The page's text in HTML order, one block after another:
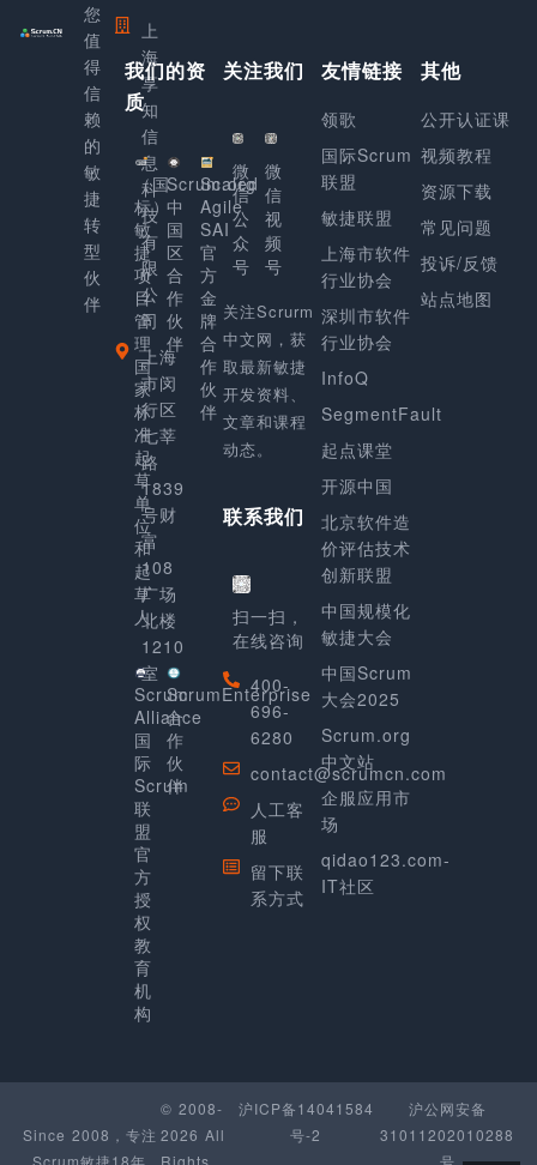
您
值
得
信
赖
的
敏
捷
转
型
伙
伴
上
海
享
知
信
息
科
技
有
限
公
司
上海
市闵
行区
七莘
路
1839
号财
富
108
广场
北楼
1210
室
我们的资
质
（国
标）
敏
捷
项
目
管
理
国
家
标
准
起
草
单
位
和
起
草
人
Scrum.org
中
国
区
合
作
伙
伴
Scaled
Agile
SAI
官
方
金
牌
合
作
伙
伴
Scrum
Alliance
国
际
Scrum
联
盟
官
方
授
权
教
育
机
构
ScrumEnterprise
合
作
伙
伴
关注我们
微
信
公
众
号
微
信
视
频
号
关注Scrurm
中文网，获
取最新敏捷
开发资料、
文章和课程
动态。
联系我们
扫一扫，
在线咨询
400-
696-
6280
contact@scrumcn.com
人工客
服
留下联
系方式
友情链接
领歌
国际Scrum
联盟
敏捷联盟
上海市软件
行业协会
深圳市软件
行业协会
InfoQ
SegmentFault
起点课堂
开源中国
北京软件造
价评估技术
创新联盟
中国规模化
敏捷大会
中国Scrum
大会2025
Scrum.org
中文站
企服应用市
场
qidao123.com-
IT社区
其他
公开认证课
视频教程
资源下载
常见问题
投诉/反馈
站点地图
Since 2008，专注
Scrum敏捷18年
© 2008-
2026 All
Rights
沪ICP备14041584
号-2
沪公网安备
31011202010288
号